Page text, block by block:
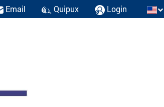
Email Quipux Login